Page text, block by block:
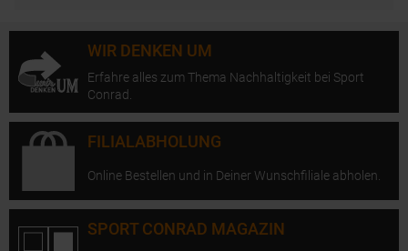
WIR DENKEN UM
Erfahre alles zum Thema Nachhaltigkeit bei Sport
Conrad.
FILIALABHOLUNG
Online Bestellen und in Deiner Wunschfiliale abholen.
SPORT CONRAD MAGAZIN